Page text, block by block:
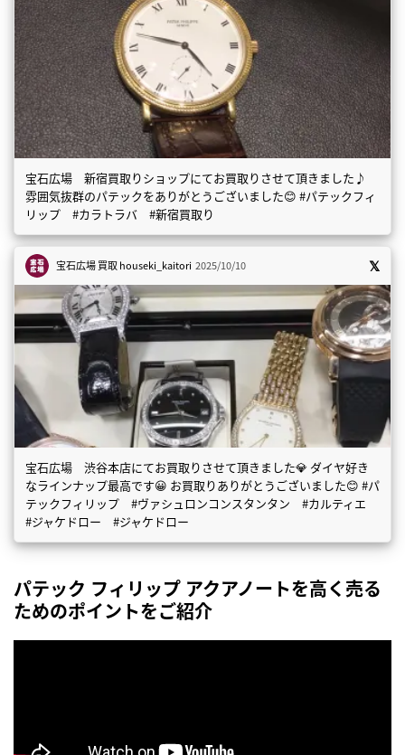
宝石広場 新宿買取りショップにてお買取りさせて頂きました♪
雰囲気抜群のパテックをありがとうございました😊 #パテックフィ
リップ #カラトラバ #新宿買取り
宝石広場 買取houseki_kaitori 2025/10/10
宝石広場 渋谷本店にてお買取りさせて頂きました💎 ダイヤ好き
なラインナップ最高です😀 お買取りありがとうございました😊 #パ
テックフィリップ #ヴァシュロンコンスタンタン #カルティエ
#ジャケドロー #ジャケドロー
パテック フィリップ アクアノートを高く売る
ためのポイントをご紹介